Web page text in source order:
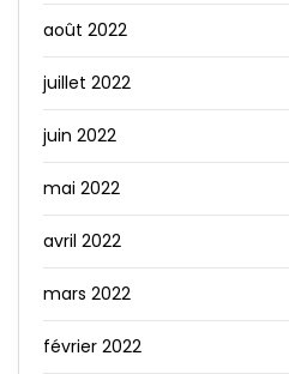
août 2022
juillet 2022
juin 2022
mai 2022
avril 2022
mars 2022
février 2022